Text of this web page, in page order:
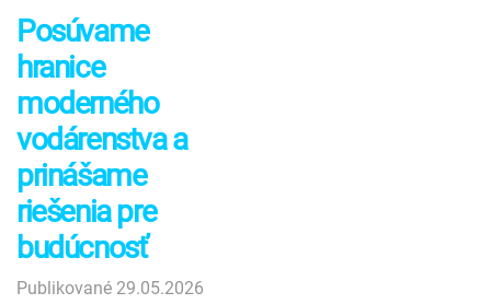
Posúvame
hranice
moderného
vodárenstva a
prinášame
riešenia pre
budúcnosť
Publikované 29.05.2026